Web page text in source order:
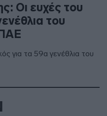
Οι ευχές του
του
για τα 59α γενέθλια του